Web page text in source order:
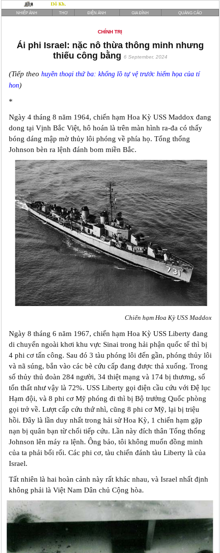
NHIẾP ẢNH THƠ ĐIỆN ẢNH GIA ĐÌNH QUẢNG CÁO
CHÍNH TRỊ
Ái phi Israel: nặc nô thừa thông minh nhưng
thiếu công bằng 6 September, 2024
(Tiếp theo huyền thoại thứ ba: khổng lồ tự vệ trước hiểm họa của tí
hon)
*
Ngày 4 tháng 8 năm 1964, chiến hạm Hoa Kỳ USS Maddox đang
dong tại Vịnh Bắc Việt, hô hoán là trên màn hình ra-đa có thấy
bóng dáng mập mờ thủy lôi phóng về phía họ. Tổng thống
Johnson bèn ra lệnh đánh bom miền Bắc.
Chiến hạm Hoa Kỳ USS Maddox
Ngày 8 tháng 6 năm 1967, chiến hạm Hoa Kỳ USS Liberty đang
di chuyển ngoài khơi khu vực Sinai trong hải phận quốc tế thì bị
4 phi cơ tấn công. Sau đó 3 tàu phóng lôi đến gần, phóng thủy lôi
và nã súng, bắn vào các bè cứu cấp đang được thả xuống. Trong
số thủy thủ đoàn 284 người, 34 thiệt mạng và 174 bị thương, số
tổn thất như vậy là 72%. USS Liberty gọi điện cầu cứu với Đệ lục
Hạm đội, và 8 phi cơ Mỹ phóng đi thì bị Bộ trưởng Quốc phòng
gọi trở về. Lượt cấp cứu thứ nhì, cũng 8 phi cơ Mỹ, lại bị triệu
hồi. Đây là lần duy nhất trong hải sử Hoa Kỳ, 1 chiến hạm gặp
nạn bị quân bạn từ chối tiếp cứu. Lần này đích thân Tổng thống
Johnson lên máy ra lệnh. Ông bảo, tôi không muốn đồng minh
của ta phải bối rối. Các phi cơ, tàu chiến đánh tàu Liberty là của
Israel.
Tất nhiên là hai hoàn cảnh này rất khác nhau, và Israel nhất định
không phải là Việt Nam Dân chủ Cộng hòa.